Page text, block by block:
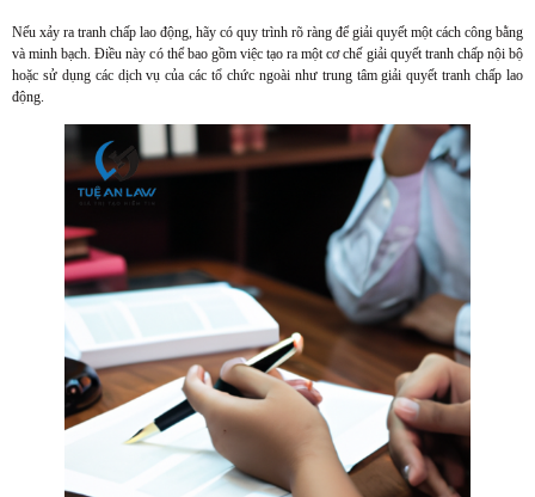
Nếu xảy ra tranh chấp lao động, hãy có quy trình rõ ràng để giải quyết một cách công bằng
và minh bạch. Điều này có thể bao gồm việc tạo ra một cơ chế giải quyết tranh chấp nội bộ
hoặc sử dụng các dịch vụ của các tổ chức ngoài như trung tâm giải quyết tranh chấp lao
động.